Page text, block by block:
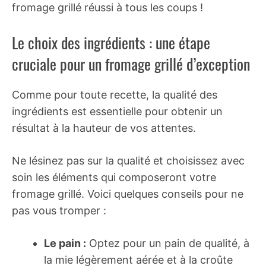
fromage grillé réussi à tous les coups !
Le choix des ingrédients : une étape
cruciale pour un fromage grillé d’exception
Comme pour toute recette, la qualité des
ingrédients est essentielle pour obtenir un
résultat à la hauteur de vos attentes.
Ne lésinez pas sur la qualité et choisissez avec
soin les éléments qui composeront votre
fromage grillé. Voici quelques conseils pour ne
pas vous tromper :
Le pain : Optez pour un pain de qualité, à
la mie légèrement aérée et à la croûte